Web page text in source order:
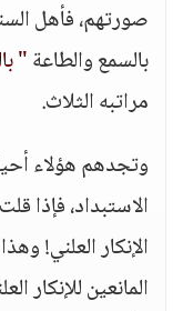
صورتهم، فأهل
بالسمع والطاعة"
مراتبه الثلاث.
وتجدهم هؤلاء
الاستبداد، فإذا
الإنكار العلني!
المانعين للإنكار